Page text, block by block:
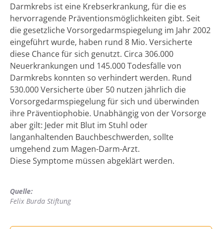
Darmkrebs ist eine Krebserkrankung, für die es
hervorragende Präventionsmöglichkeiten gibt. Seit
die gesetzliche Vorsorgedarmspiegelung im Jahr 2002
eingeführt wurde, haben rund 8 Mio. Versicherte
diese Chance für sich genutzt. Circa 306.000
Neuerkrankungen und 145.000 Todesfälle von
Darmkrebs konnten so verhindert werden. Rund
530.000 Versicherte über 50 nutzen jährlich die
Vorsorgedarmspiegelung für sich und überwinden
ihre Präventiophobie. Unabhängig von der Vorsorge
aber gilt: Jeder mit Blut im Stuhl oder
langanhaltenden Bauchbeschwerden, sollte
umgehend zum Magen-Darm-Arzt.
Diese Symptome müssen abgeklärt werden.
Quelle:
Felix Burda Stiftung